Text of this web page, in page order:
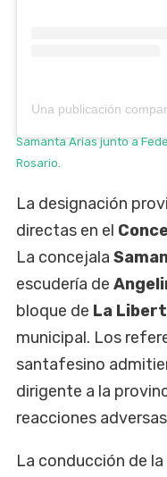
Samanta Arias junto a
Rosario.
La designación
directas en el
La concejala
escudería de
bloque de La
municipal. Los
santafesino
dirigente a la
reacciones
La conducción de